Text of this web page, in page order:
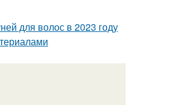
для волос в 2023 году